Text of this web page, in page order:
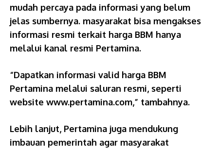
mudah percaya pada informasi yang belum
jelas sumbernya. masyarakat bisa mengakses
informasi resmi terkait harga BBM hanya
melalui kanal resmi Pertamina.
“Dapatkan informasi valid harga BBM
Pertamina melalui saluran resmi, seperti
website www.pertamina.com,” tambahnya.
Lebih lanjut, Pertamina juga mendukung
imbauan pemerintah agar masyarakat